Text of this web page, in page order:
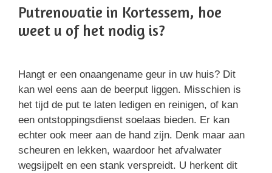
Putrenovatie in Kortessem, hoe
weet u of het nodig is?
Hangt er een onaangename geur in uw huis? Dit
kan wel eens aan de beerput liggen. Misschien is
het tijd de put te laten ledigen en reinigen, of kan
een ontstoppingsdienst soelaas bieden. Er kan
echter ook meer aan de hand zijn. Denk maar aan
scheuren en lekken, waardoor het afvalwater
wegsijpelt en een stank verspreidt. U herkent dit